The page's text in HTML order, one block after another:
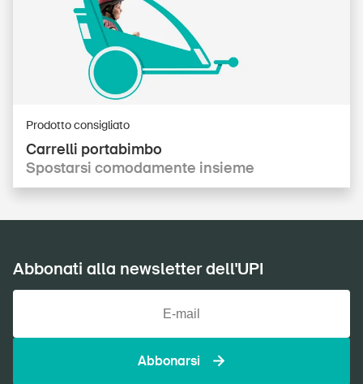
Carrelli portabimbo
Spostarsi comodamente insieme
Prodotto consigliato
Abbonati alla newsletter dell'UPI
Abbonarsi